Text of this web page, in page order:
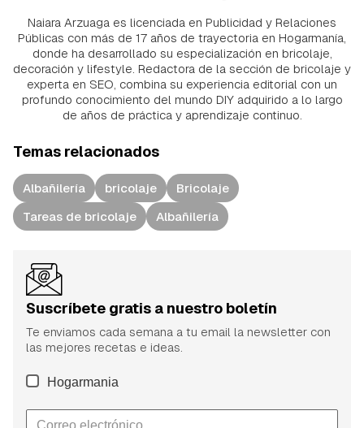
Naiara Arzuaga es licenciada en Publicidad y Relaciones
Públicas con más de 17 años de trayectoria en Hogarmanía,
donde ha desarrollado su especialización en bricolaje,
decoración y lifestyle. Redactora de la sección de bricolaje y
experta en SEO, combina su experiencia editorial con un
profundo conocimiento del mundo DIY adquirido a lo largo
de años de práctica y aprendizaje continuo.
Temas relacionados
Albañilería bricolaje
Bricolaje
Tareas de bricolaje
Albañilería
Suscríbete gratis a nuestro boletín
Te enviamos cada semana a tu email la newsletter con
las mejores recetas e ideas.
Hogarmania